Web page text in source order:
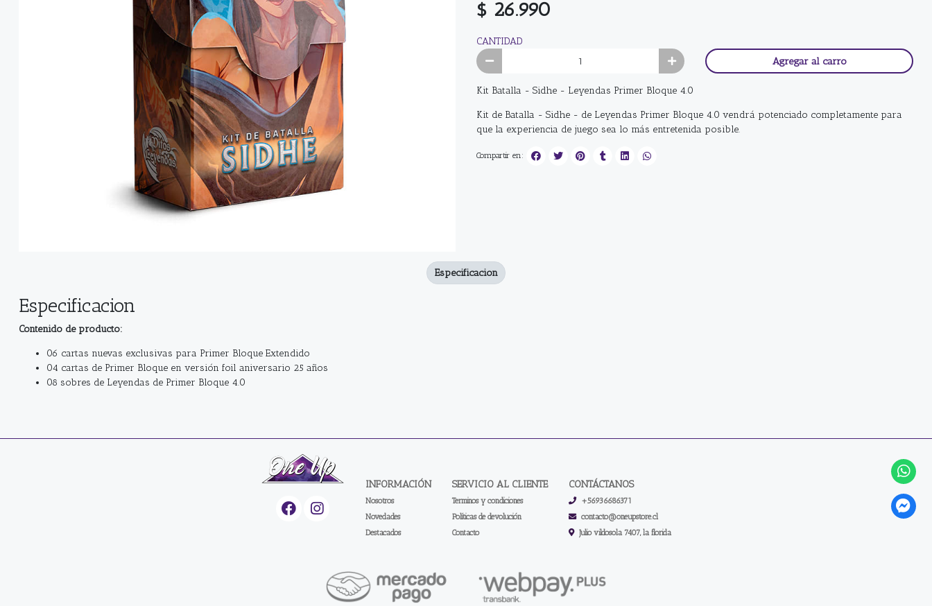
$ 26.990
CANTIDAD
Agregar al carro
Kit Batalla - Sidhe - Leyendas Primer Bloque 4.0
Kit de Batalla - Sidhe - de Leyendas Primer Bloque 4.0 vendrá potenciado completamente para
que la experiencia de juego sea lo más entretenida posible.
Compartir en:
Especificacion
Contenido de producto:
06 cartas nuevas exclusivas para Primer Bloque Extendido
04 cartas de Primer Bloque en versión foil aniversario 25 años
08 sobres de Leyendas de Primer Bloque 4.0
Especificacion
INFORMACIÓN
Nosotros
Novedades
Destacados
SERVICIO AL CLIENTE
Terminos y condiciones
Políticas de devolución
Contacto
CONTÁCTANOS
+56936686371
contacto@oneupstore.cl
Julio vildosola 7407, la florida